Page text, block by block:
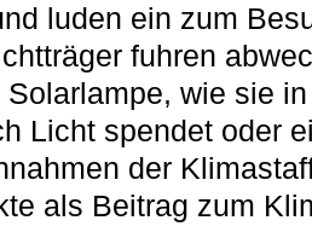
luden ein zum
fuhren
wie sie
Licht spendet oder
der
als Beitrag zum